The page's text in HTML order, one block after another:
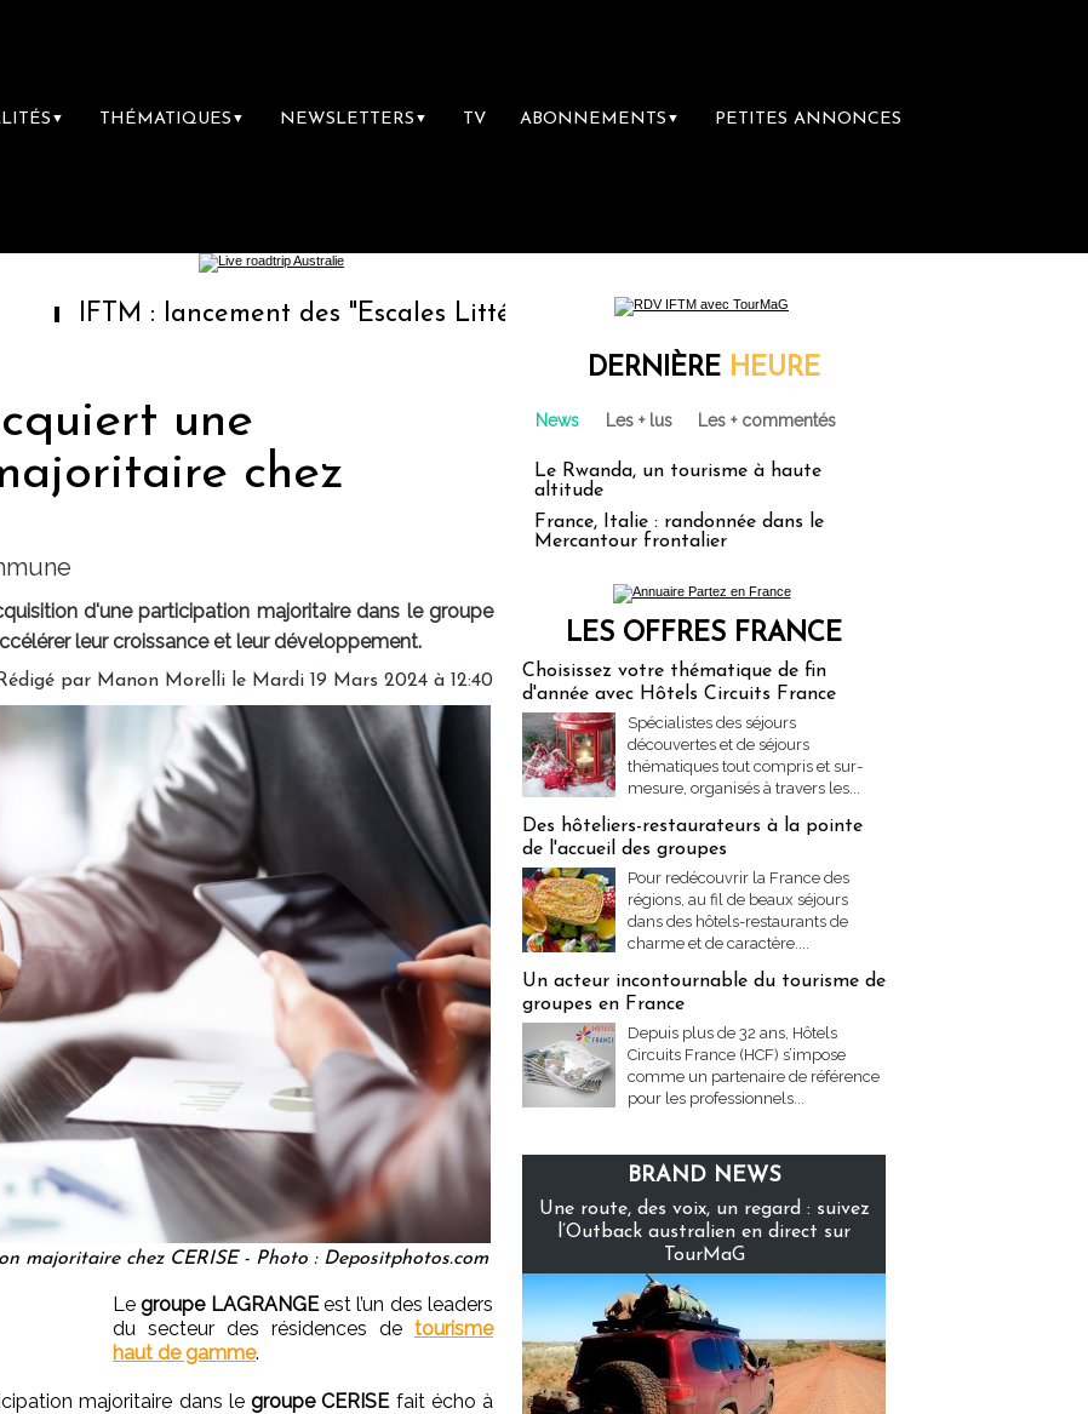
▼ THÉMATIQUES ▼ NEWSLETTERS ▼ TV ABONNEMENTS ▼ PETITES ANNONCES
: lancement des "Escales Littéraires", la première librairie du voyage
une
chez
d'une participation majoritaire dans le groupe
leur croissance et leur développement.
Rédigé par Manon Morelli le Mardi 19 Mars 2024 à 12:40
majoritaire chez CERISE - Photo : Depositphotos.com
Legroupe LAGRANGEest l’un des leaders
du secteur des résidences de tourisme
haut de gamme.
majoritaire dans le groupe CERISEfait écho à
DERNIÈRE HEURE
News Les + lus Les + commentés
Le Rwanda, un tourisme à haute
altitude
France, Italie : randonnée dans le
Mercantour frontalier
LES OFFRES FRANCE
Choisissez votre thématique de fin
d'année avec Hôtels Circuits France
Spécialistes des séjours
découvertes et de séjours
thématiques tout compris et sur-
mesure, organisés à travers les...
Des hôteliers-restaurateurs à la pointe
de l'accueil des groupes
Pour redécouvrir la France des
régions, au fil de beaux séjours
dans des hôtels-restaurants de
charme et de caractère....
Un acteur incontournable du tourisme de
groupes en France
Depuis plus de 32 ans, Hôtels
Circuits France (HCF) s’impose
comme un partenaire de référence
pour les professionnels...
BRAND NEWS
Une route, des voix, un regard : suivez
l’Outback australien en direct sur
TourMaG